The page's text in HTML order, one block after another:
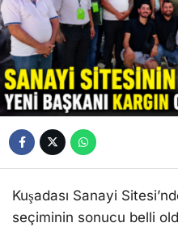
Kuşadası Sanayi
seçiminin sonucu belli